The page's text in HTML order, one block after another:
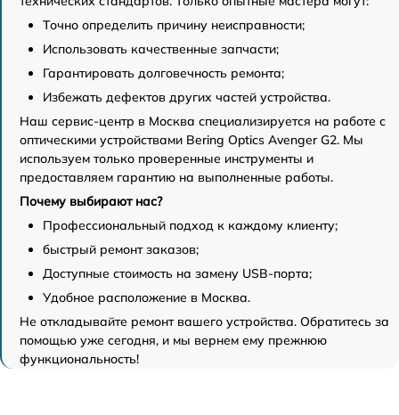
Точно определить причину неисправности;
Использовать качественные запчасти;
Гарантировать долговечность ремонта;
Избежать дефектов других частей устройства.
Наш сервис-центр в Москва специализируется на работе с
оптическими устройствами Bering Optics Avenger G2. Мы
используем только проверенные инструменты и
предоставляем гарантию на выполненные работы.
Почему выбирают нас?
Профессиональный подход к каждому клиенту;
быстрый ремонт заказов;
Доступные стоимость на замену USB-порта;
Удобное расположение в Москва.
Не откладывайте ремонт вашего устройства. Обратитесь за
помощью уже сегодня, и мы вернем ему прежнюю
функциональность!